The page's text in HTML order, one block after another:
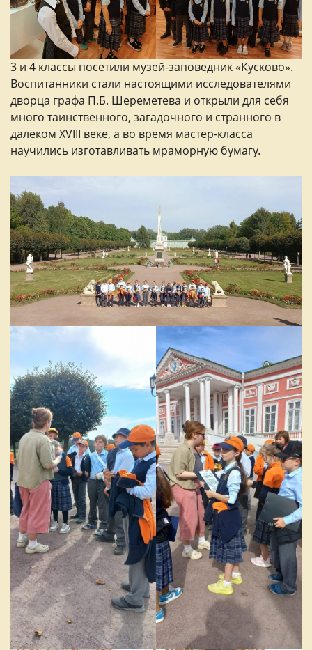
3 и 4 классы посетили музей-заповедник «Кусково».
Воспитанники стали настоящими исследователями
дворца графа П.Б. Шереметева и открыли для себя
много таинственного, загадочного и странного в
далеком XVIII веке, а во время мастер-класса
научились изготавливать мраморную бумагу.